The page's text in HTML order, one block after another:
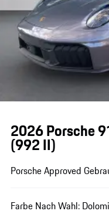
2026 Porsche
(992 II)
Porsche Approved
Farbe Nach Wahl: